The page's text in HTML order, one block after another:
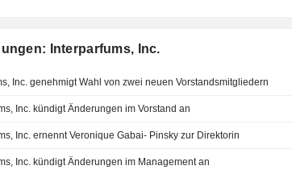
Interparfums, Inc.
Inc. genehmigt Wahl von zwei neuen Vorstandsmitgliedern
Inc. kündigt Änderungen im Vorstand an
Inc. ernennt Veronique Gabai- Pinsky zur Direktorin
Inc. kündigt Änderungen im Management an